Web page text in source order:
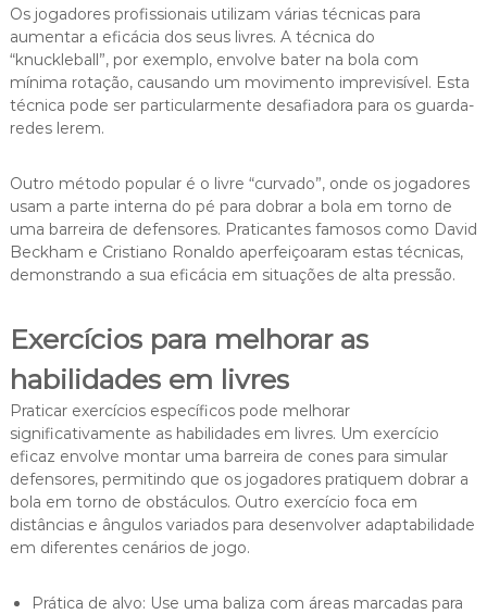
Os jogadores profissionais utilizam várias técnicas para
aumentar a eficácia dos seus livres. A técnica do
“knuckleball”, por exemplo, envolve bater na bola com
mínima rotação, causando um movimento imprevisível. Esta
técnica pode ser particularmente desafiadora para os guarda-
redes lerem.
Outro método popular é o livre “curvado”, onde os jogadores
usam a parte interna do pé para dobrar a bola em torno de
uma barreira de defensores. Praticantes famosos como David
Beckham e Cristiano Ronaldo aperfeiçoaram estas técnicas,
demonstrando a sua eficácia em situações de alta pressão.
Exercícios para melhorar as
habilidades em livres
Praticar exercícios específicos pode melhorar
significativamente as habilidades em livres. Um exercício
eficaz envolve montar uma barreira de cones para simular
defensores, permitindo que os jogadores pratiquem dobrar a
bola em torno de obstáculos. Outro exercício foca em
distâncias e ângulos variados para desenvolver adaptabilidade
em diferentes cenários de jogo.
Prática de alvo: Use uma baliza com áreas marcadas para